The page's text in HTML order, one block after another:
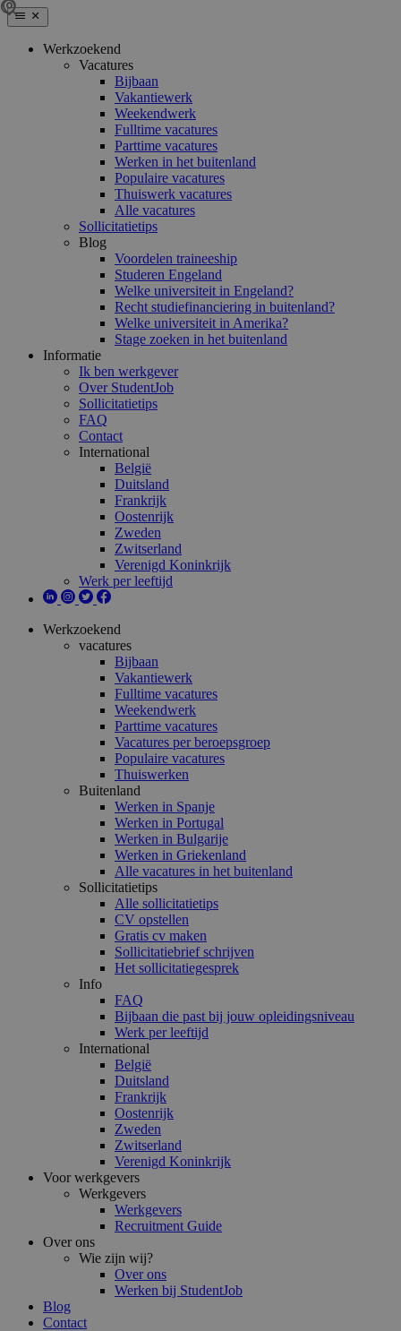
Werkzoekend
Vacatures
Bijbaan
Vakantiewerk
Weekendwerk
Fulltime vacatures
Parttime vacatures
Werken in het buitenland
Populaire vacatures
Thuiswerk vacatures
Alle vacatures
Sollicitatietips
Blog
Voordelen traineeship
Studeren Engeland
Welke universiteit in Engeland?
Recht studiefinanciering in buitenland?
Welke universiteit in Amerika?
Stage zoeken in het buitenland
Informatie
Ik ben werkgever
Over StudentJob
Sollicitatietips
FAQ
Contact
International
België
Duitsland
Frankrijk
Oostenrijk
Zweden
Zwitserland
Verenigd Koninkrijk
Werk per leeftijd
Werkzoekend
vacatures
Bijbaan
Vakantiewerk
Fulltime vacatures
Weekendwerk
Parttime vacatures
Vacatures per beroepsgroep
Populaire vacatures
Thuiswerken
Buitenland
Werken in Spanje
Werken in Portugal
Werken in Bulgarije
Werken in Griekenland
Alle vacatures in het buitenland
Sollicitatietips
Alle sollicitatietips
CV opstellen
Gratis cv maken
Sollicitatiebrief schrijven
Het sollicitatiegesprek
Info
FAQ
Bijbaan die past bij jouw opleidingsniveau
Werk per leeftijd
International
België
Duitsland
Frankrijk
Oostenrijk
Zweden
Zwitserland
Verenigd Koninkrijk
Voor werkgevers
Werkgevers
Werkgevers
Recruitment Guide
Over ons
Wie zijn wij?
Over ons
Werken bij StudentJob
Blog
Contact